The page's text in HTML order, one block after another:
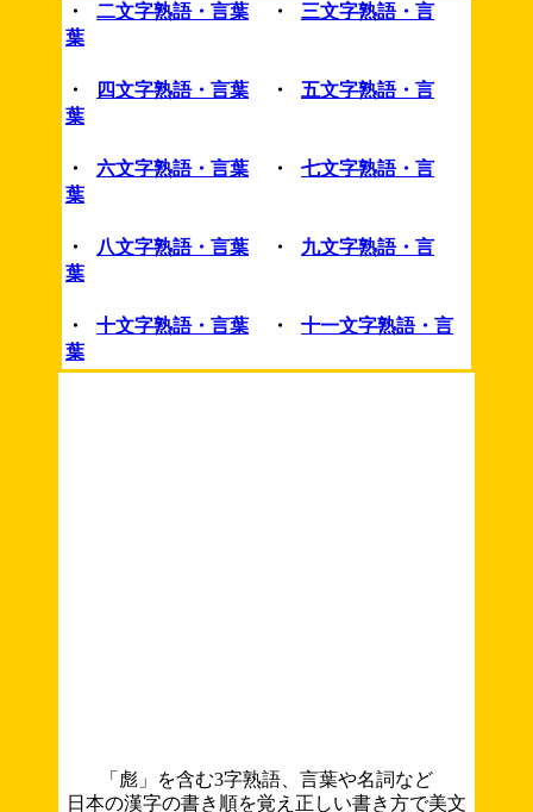
・
二文字熟語・言葉 ・
三文字熟語・言
葉
・ 四文字熟語・言葉 ・
五文字熟語・言
葉
・ 六文字熟語・言葉 ・
七文字熟語・言
葉
・ 八文字熟語・言葉 ・
九文字熟語・言
葉
・ 十文字熟語・言葉 ・
十一文字熟語・言
葉
「彪」を含む3字熟語、言葉や名詞など
日本の漢字の書き順を覚え正しい書き方で美文